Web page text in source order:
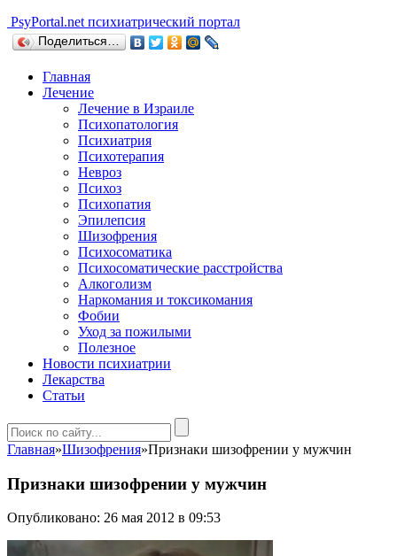
PsyPortal.net психиатрический портал
Поделиться…
Главная
Лечение
Лечение в Израиле
Психопатология
Психиатрия
Психотерапия
Невроз
Психоз
Психопатия
Эпилепсия
Шизофрения
Психосоматика
Психосоматические расстройства
Алкоголизм
Наркомания и токсикомания
Фобии
Уход за пожилыми
Полезное
Новости психиатрии
Лекарства
Статьи
Главная»Шизофрения»Признаки шизофрении у мужчин
Признаки шизофрении у мужчин
Опубликовано: 26 мая 2012 в 09:53